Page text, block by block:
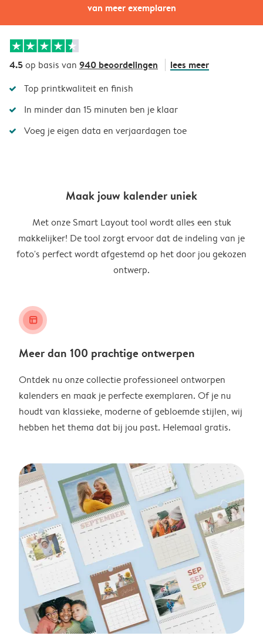
van meer exemplaren
4.5op basis van 940 beoordelingen lees meer
Top printkwaliteit en finish
In minder dan 15 minuten ben je klaar
Voeg je eigen data en verjaardagen toe
Maak jouw kalender uniek
Met onze Smart Layout tool wordt alles een stuk
makkelijker! De tool zorgt ervoor dat de indeling van je
foto's perfect wordt afgestemd op het door jou gekozen
ontwerp.
layout_alt
Meer dan 100 prachtige ontwerpen
Ontdek nu onze collectie professioneel ontworpen
kalenders en maak je perfecte exemplaren. Of je nu
houdt van klassieke, moderne of gebloemde stijlen, wij
hebben het thema dat bij jou past. Helemaal gratis.